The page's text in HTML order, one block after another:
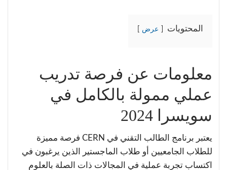
المحتويات عرض
معلومات عن فرصة تدريب
عملي ممولة بالكامل في
سويسرا 2024
يعتبر برنامج الطالب التقني في CERN فرصة مميزة
للطلاب الجامعيين أو طلاب الماجستير الذين يرغبون في
اكتساب تجربة عملية في المجالات ذات الصلة بالعلوم